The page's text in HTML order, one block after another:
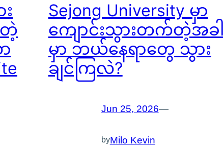
တဲ့
Sejong University မှာ
ကျောင်းသွားတက်တဲ့အခါ
မှာ ဘယ်နေရာတွေ သွား
ချင်ကြလဲ?
Jun 25, 2026—
byMilo Kevin